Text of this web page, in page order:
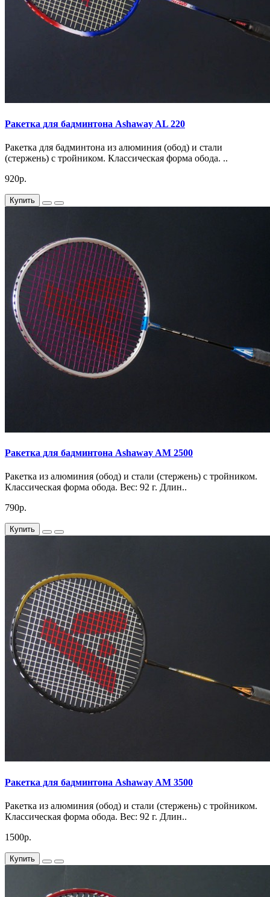
Ракетка для бадминтона Ashaway AL 220
Ракетка для бадминтона из алюминия (обод) и стали
(стержень) с тройником. Классическая форма обода. ..
920р.
Купить
Ракетка для бадминтона Ashaway AM 2500
Ракетка из алюминия (обод) и стали (стержень) с тройником.
Классическая форма обода. Вес: 92 г. Длин..
790р.
Купить
Ракетка для бадминтона Ashaway AM 3500
Ракетка из алюминия (обод) и стали (стержень) с тройником.
Классическая форма обода. Вес: 92 г. Длин..
1500р.
Купить